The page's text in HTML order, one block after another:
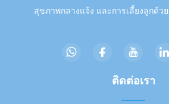
สุขภาพกลางแจ้ง และการเลี้ยงลูกด้ว
ติดต่อเรา